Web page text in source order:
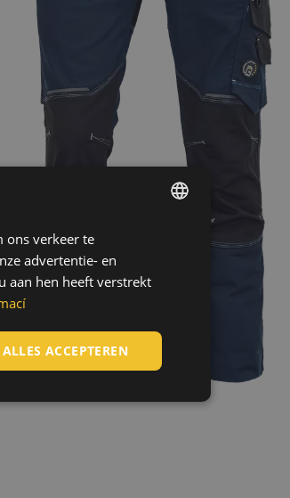
ROMANIAN
ons verkeer te
advertentie- en
aan hen heeft verstrekt
ALLES ACCEPTEREN